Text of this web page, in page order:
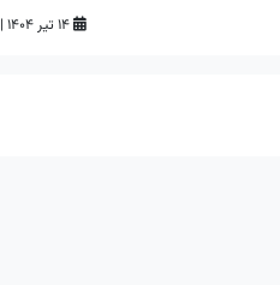
۱۴ تیر ۱۴۰۴ |